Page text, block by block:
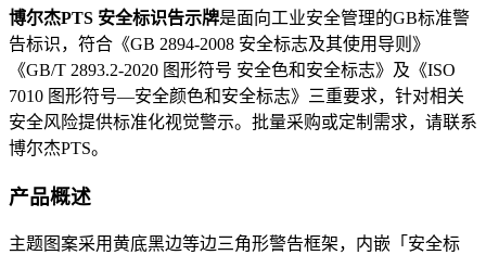
博尔杰PTS 安全标识告示牌是面向工业安全管理的GB标准警
告标识，符合《GB 2894-2008 安全标志及其使用导则》
《GB/T 2893.2-2020 图形符号 安全色和安全标志》及《ISO
7010 图形符号—安全颜色和安全标志》三重要求，针对相关
安全风险提供标准化视觉警示。批量采购或定制需求，请联系
博尔杰PTS。
产品概述
主题图案采用黄底黑边等边三角形警告框架，内嵌「安全标